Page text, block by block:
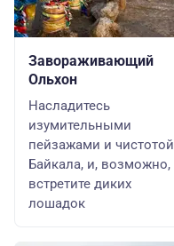
Завораживающий
Ольхон
Насладитесь
изумительными
пейзажами и чистотой
Байкала, и, возможно,
встретите диких
лошадок